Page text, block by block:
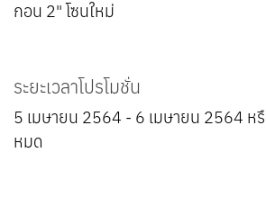
กอน 2" โซนใหม่
ระยะเวลาโปรโมชั่น
5 เมษายน 2564 - 6 เมษายน 2564 ห
หมด